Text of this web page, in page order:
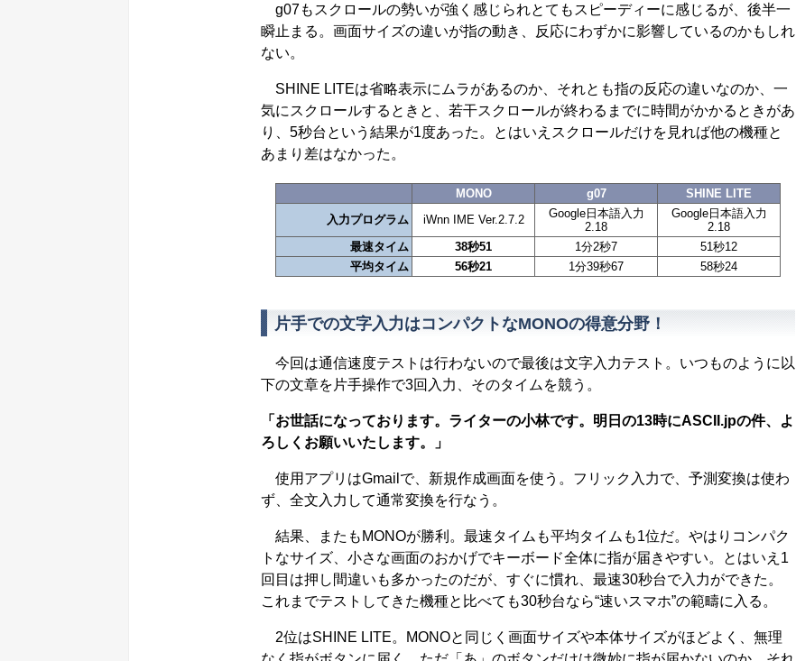
g07もスクロールの勢いが強く感じられとてもスピーディーに感じるが、後半一
瞬止まる。画面サイズの違いが指の動き、反応にわずかに影響しているのかもしれ
ない。
SHINE LITEは省略表示にムラがあるのか、それとも指の反応の違いなのか、一
気にスクロールするときと、若干スクロールが終わるまでに時間がかかるときがあ
り、5秒台という結果が1度あった。とはいえスクロールだけを見れば他の機種と
あまり差はなかった。
MONO g07
SHINE LITE
入力プログラム
iWnn IME Ver.2.7.2
Google日本語入力
2.18
Google日本語入力
2.18
最速タイム
38秒51 1分2秒7
51秒12
平均タイム
56秒21 1分39秒67 58秒24
片手での文字入力はコンパクトなMONOの得意分野！
今回は通信速度テストは行わないので最後は文字入力テスト。いつものように以
下の文章を片手操作で3回入力、そのタイムを競う。
「お世話になっております。ライターの小林です。明日の13時にASCII.jpの件、よ
ろしくお願いいたします。」
使用アプリはGmailで、新規作成画面を使う。フリック入力で、予測変換は使わ
ず、全文入力して通常変換を行なう。
結果、またもMONOが勝利。最速タイムも平均タイムも1位だ。やはりコンパク
トなサイズ、小さな画面のおかげでキーボード全体に指が届きやすい。とはいえ1
回目は押し間違いも多かったのだが、すぐに慣れ、最速30秒台で入力ができた。
これまでテストしてきた機種と比べても30秒台なら“速いスマホ”の範疇に入る。
2位はSHINE LITE。MONOと同じく画面サイズや本体サイズがほどよく、無理